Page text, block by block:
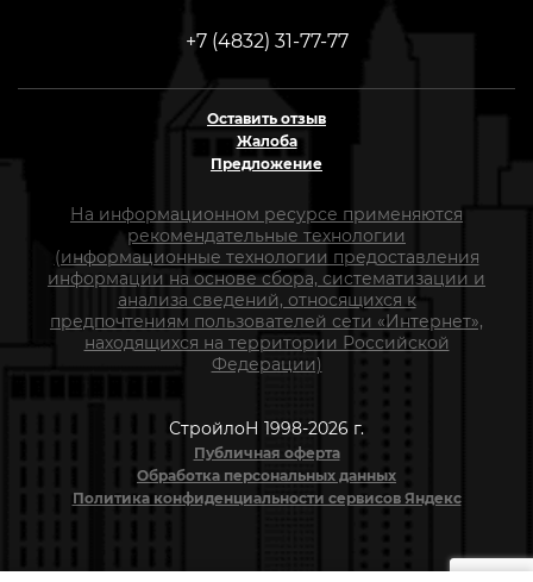
+7 (4832) 31-77-77
Оставить отзыв
Жалоба
Предложение
На информационном ресурсе применяются
рекомендательные технологии
(информационные технологии предоставления
информации на основе сбора, систематизации и
анализа сведений, относящихся к
предпочтениям пользователей сети «Интернет»,
находящихся на территории Российской
Федерации)
СтройлоН 1998-2026 г.
Публичная оферта
Обработка персональных данных
Политика конфиденциальности сервисов Яндекс